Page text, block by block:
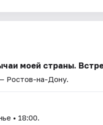
моей страны.
Ростов-на-Дону.
• 18:00.